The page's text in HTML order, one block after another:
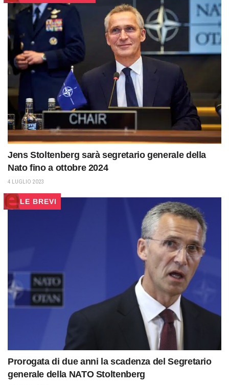
Jens Stoltenberg sarà segretario generale della
Nato fino a ottobre 2024
4 LUGLIO 2023
LE BREVI
Prorogata di due anni la scadenza del Segretario
generale della NATO Stoltenberg